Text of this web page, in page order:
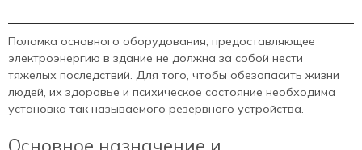
Поломка основного оборудования, предоставляющее
электроэнергию в здание не должна за собой нести
тяжелых последствий. Для того, чтобы обезопасить жизни
людей, их здоровье и психическое состояние необходима
установка так называемого резервного устройства.